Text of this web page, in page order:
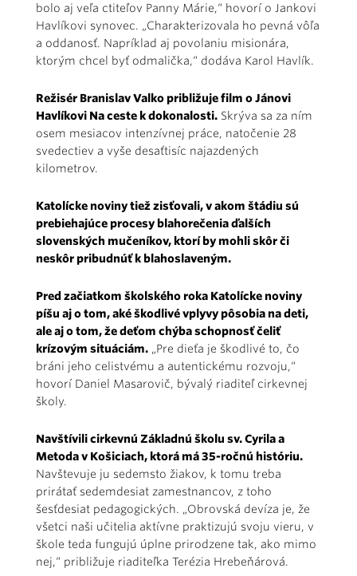
bolo aj veľa ctiteľov Panny Márie,“ hovorí o Jankovi
Havlíkovi synovec. „Charakterizovala ho pevná vôľa
a oddanosť. Napríklad aj povolaniu misionára,
ktorým chcel byť odmalička,“ dodáva Karol Havlík.
Režisér Branislav Valko približuje film o Jánovi
Havlíkovi Na ceste k dokonalosti. Skrýva sa za ním
osem mesiacov intenzívnej práce, natočenie 28
svedectiev a vyše desaťtisíc najazdených
kilometrov.
Katolícke noviny tiež zisťovali, v akom štádiu sú
prebiehajúce procesy blahorečenia ďalších
slovenských mučeníkov, ktorí by mohli skôr či
neskôr pribudnúť k blahoslaveným.
Pred začiatkom školského roka Katolícke noviny
píšu aj o tom, aké škodlivé vplyvy pôsobia na deti,
ale aj o tom, že deťom chýba schopnosť čeliť
krízovým situáciám. „Pre dieťa je škodlivé to, čo
bráni jeho celistvému a autentickému rozvoju,“
hovorí Daniel Masarovič, bývalý riaditeľ cirkevnej
školy.
Navštívili cirkevnú Základnú školu sv. Cyrila a
Metoda v Košiciach, ktorá má 35-ročnú históriu.
Navštevuje ju sedemsto žiakov, k tomu treba
prirátať sedemdesiat zamestnancov, z toho
šesťdesiat pedagogických. „Obrovská devíza je, že
všetci naši učitelia aktívne praktizujú svoju vieru, v
škole teda fungujú úplne prirodzene tak, ako mimo
nej,“ približuje riaditeľka Terézia Hrebeňárová.